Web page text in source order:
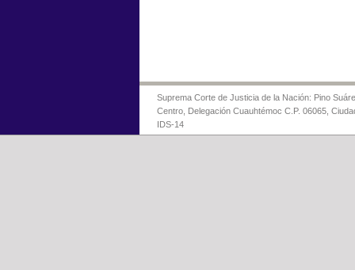
Suprema Corte de Justicia de la Nación: Pino
Centro, Delegación Cuauhtémoc C.P. 06065,
IDS-14